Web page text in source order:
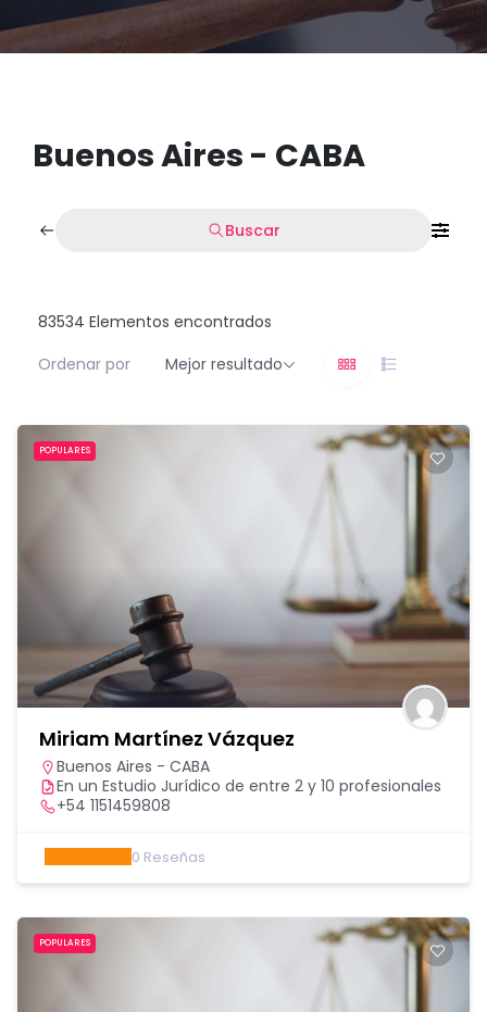
Buenos Aires - CABA
Buscar
83534 Elementos encontrados
Ordenar por
Mejor resultado
POPULARES
Miriam Martínez Vázquez
Buenos Aires - CABA
En un Estudio Jurídico de entre 2 y 10 profesionales
+54 1151459808
0 Reseñas
POPULARES